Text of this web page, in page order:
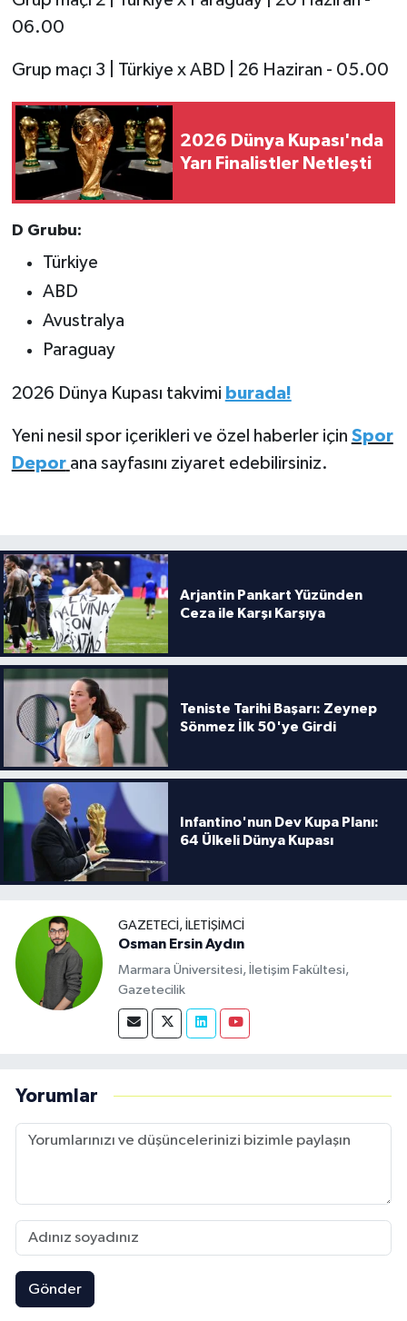
06.00
Grup maçı 3 | Türkiye x ABD | 26 Haziran - 05.00
2026 Dünya Kupası'nda
Yarı Finalistler Netleşti
D Grubu:
Türkiye
ABD
Avustralya
Paraguay
2026 Dünya Kupası takvimi burada!
Yeni nesil spor içerikleri ve özel haberler için Spor
Depor ana sayfasını ziyaret edebilirsiniz.
Arjantin Pankart Yüzünden
Ceza ile Karşı Karşıya
Teniste Tarihi Başarı: Zeynep
Sönmez İlk 50'ye Girdi
Infantino'nun Dev Kupa Planı:
64 Ülkeli Dünya Kupası
GAZETECI, İLETIŞIMCI
Osman Ersin Aydın
Marmara Üniversitesi, İletişim Fakültesi,
Gazetecilik
Yorumlar
Gönder